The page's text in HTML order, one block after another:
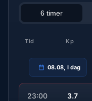
6 timer
Tid Kp
08.08, I dag
23:00 3.7